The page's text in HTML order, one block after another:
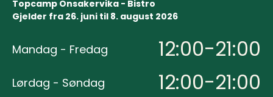
Topcamp Onsakervika - Bistro
Gjelder fra 26. juni til 8. august 2026
Mandag - Fredag 12:00-21:00
Lørdag - Søndag 12:00-21:00